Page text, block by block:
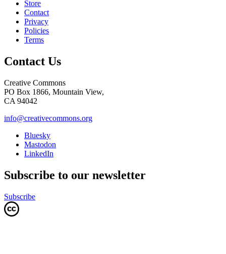
Store
Contact
Privacy
Policies
Terms
Contact Us
Creative Commons
PO Box 1866, Mountain View,
CA 94042
info@creativecommons.org
Bluesky
Mastodon
LinkedIn
Subscribe to our newsletter
Subscribe